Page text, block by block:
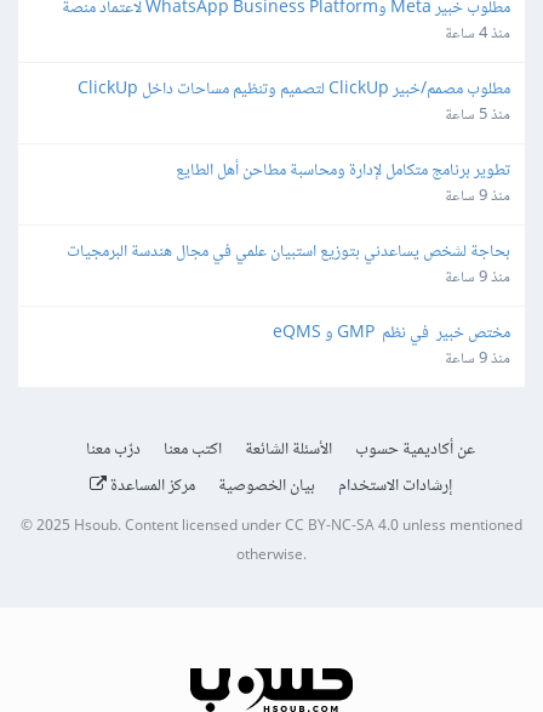
واتساب
منذ 4 ساعة
مطلوب مصمم/خبير ClickUp لتصميم وتنظيم مساحات داخل ClickUp
منذ 5 ساعة
تطوير برنامج متكامل لإدارة ومحاسبة مطاحن أهل الطايع
منذ 9 ساعة
بحاجة لشخص يساعدني بتوزيع استبيان علمي في مجال هندسة البرمجيات
منذ 9 ساعة
مختص خبير  في نظم  GMP و eQMS
منذ 9 ساعة
عن أكاديمية حسوب الأسئلة الشائعة اكتب معنا
درّب معنا
إرشادات الاستخدام
بيان الخصوصية مركز المساعدة
© 2025 Hsoub.Content licensed underCC BY-NC-SA 4.0unless mentioned
otherwise.